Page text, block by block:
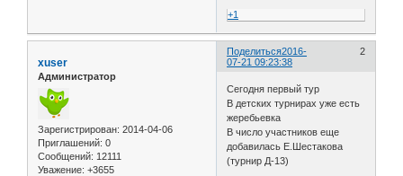
+1
Поделиться 2
2016-
07-21 09:23:38
xuser
Администратор
Зарегистрирован: 2014-04-06
Приглашений: 0
Сообщений: 12111
Уважение: +3655
Сегодня первый тур
В детских турнирах уже есть
жеребьевка
В число участников еще
добавилась Е.Шестакова
(турнир Д-13)